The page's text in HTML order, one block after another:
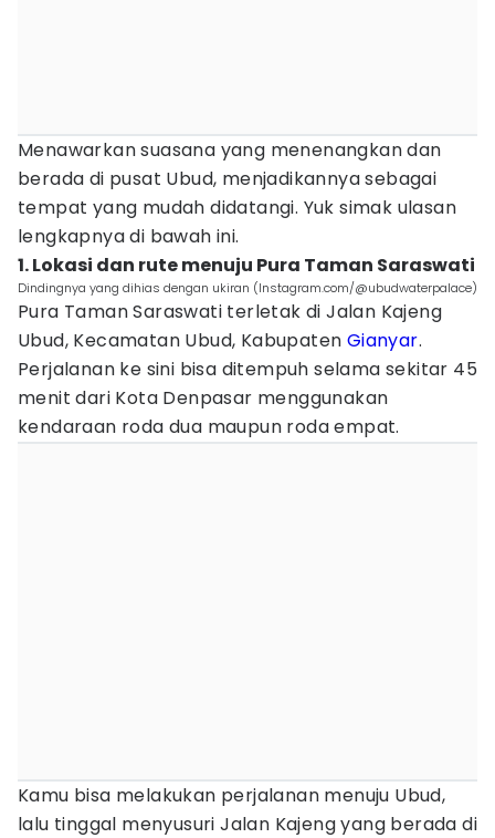
Menawarkan suasana yang menenangkan dan
berada di pusat Ubud, menjadikannya sebagai
tempat yang mudah didatangi. Yuk simak ulasan
lengkapnya di bawah ini.
1. Lokasi dan rute menuju Pura Taman Saraswati
Dindingnya yang dihias dengan ukiran (Instagram.com/@ubudwaterpalace)
Pura Taman Saraswati terletak di Jalan Kajeng
Ubud, Kecamatan Ubud, Kabupaten Gianyar.
Perjalanan ke sini bisa ditempuh selama sekitar 45
menit dari Kota Denpasar menggunakan
kendaraan roda dua maupun roda empat.
Kamu bisa melakukan perjalanan menuju Ubud,
lalu tinggal menyusuri Jalan Kajeng yang berada di